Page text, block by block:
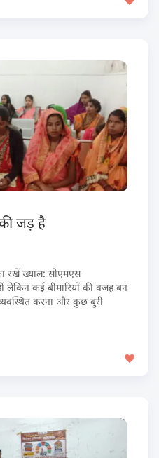
की जड़ है
रखें ख्याल: सीएमएस
लेकिन कई बीमारियों की वजह बन
करना और कुछ बुरी